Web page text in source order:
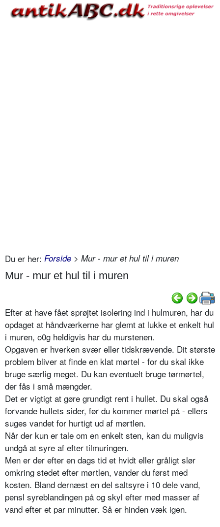
Du er her: Forside > Mur - mur et hul til i muren
Mur - mur et hul til i muren
Efter at have fået sprøjtet isolering ind i hulmuren, har du
opdaget at håndværkerne har glemt at lukke et enkelt hul
i muren, o0g heldigvis har du murstenen.
Opgaven er hverken svær eller tidskrævende. Dit største
problem bliver at finde en klat mørtel - for du skal ikke
bruge særlig meget. Du kan eventuelt bruge tørmørtel,
der fås i små mængder.
Det er vigtigt at gøre grundigt rent i hullet. Du skal også
forvande hullets sider, før du kommer mørtel på - ellers
suges vandet for hurtigt ud af mørtlen.
Når der kun er tale om en enkelt sten, kan du muligvis
undgå at syre af efter tilmuringen.
Men er der efter en dags tid et hvidt eller gråligt slør
omkring stedet efter mørtlen, vander du først med
kosten. Bland dernæst en del saltsyre i 10 dele vand,
pensl syreblandingen på og skyl efter med masser af
vand efter et par minutter. Så er hinden væk igen.